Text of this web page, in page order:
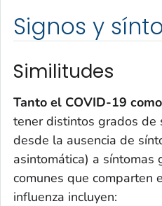
Signos y
Similitudes
Tanto el COVID-19
tener distintos grados de
desde la ausencia de
asintomática) a síntomas
comunes que comparten
influenza incluyen: